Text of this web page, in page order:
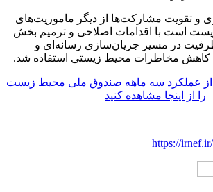
و تقویت مشارکت‌ها از دیگر ماموریت‌های
است با اقدامات اصلاحی و ترمیم بخش
ظرفیت در مسیر جریان‌سازی رسانه‌ای و
مخاطرات محیط زیستی استفاده شد.
از عملکرد سه ماهه صندوق ملی محیط زیست
را از اینجا مشاهده کنید
https://